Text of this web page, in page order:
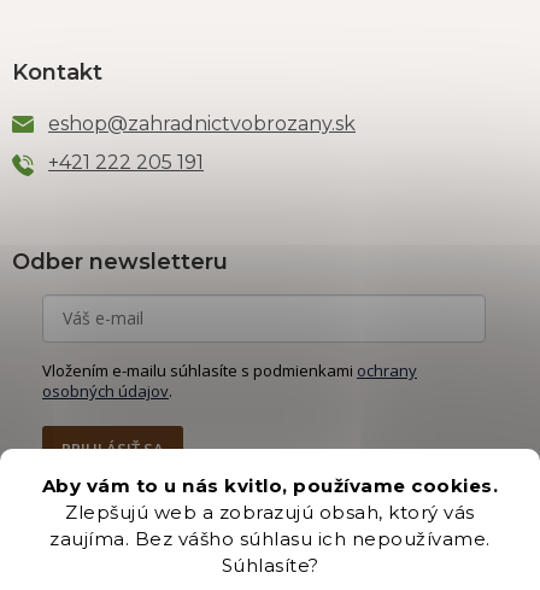
Aby vám to u nás kvitlo, používame cookies.
Zlepšujú web a zobrazujú obsah, ktorý vás
zaujíma. Bez vášho súhlasu ich nepoužívame.
Súhlasíte?
Kontakt
eshop@zahradnictvobrozany.sk
+421 222 205 191
Odber newsletteru
Vložením e-mailu súhlasíte s podmienkami ochrany
osobných údajov.
PRIHLÁSIŤ SA
Vytvoril Shoptet Premium